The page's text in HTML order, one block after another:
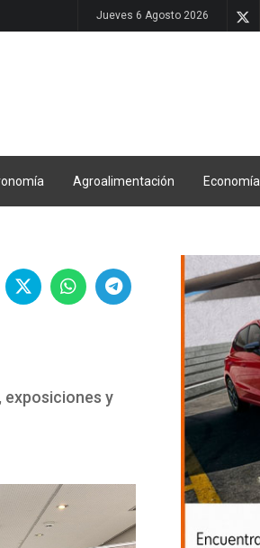
Jueves 6 Agosto 2026
Agroalimentación Economía
exposiciones y